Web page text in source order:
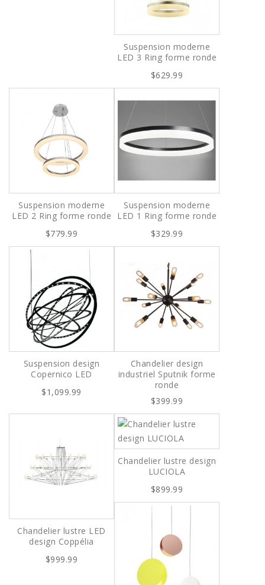
Suspension moderne
LED 3 Ring forme ronde
$629.99
Suspension moderne
LED 2 Ring forme ronde
$779.99
Suspension moderne
LED 1 Ring forme ronde
$329.99
Suspension design
Copernico LED
$1,099.99
Chandelier design
industriel Sputnik forme
ronde
$399.99
Chandelier lustre LED
design Coppélia
$999.99
Chandelier lustre design
LUCIOLA
$899.99